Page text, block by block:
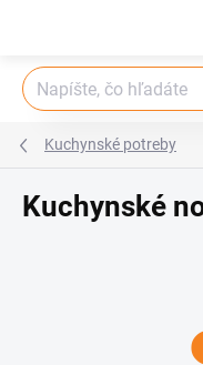
Kuchynské potreby
Kuchynské